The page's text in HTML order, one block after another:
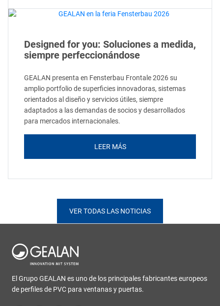
Designed for you: Soluciones a medida,
siempre perfeccionándose
GEALAN presenta en Fensterbau Frontale 2026 su
amplio portfolio de superficies innovadoras, sistemas
orientados al diseño y servicios útiles, siempre
adaptados a las demandas de socios y desarrollados
para mercados internacionales.
LEER MÁS
VER TODAS LAS NOTICIAS
El Grupo GEALAN es uno de los principales fabricantes europeos
de perfiles de PVC para ventanas y puertas.